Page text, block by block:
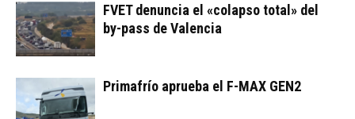
FVET denuncia el «colapso total» del
by-pass de Valencia
Primafrío aprueba el F-MAX GEN2